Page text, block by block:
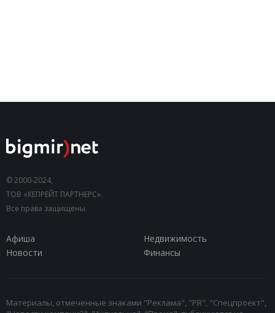
© 2000-2024,
ТОВ «КЕПРЕЙТ ПАРТНЕРС».
Все права защищены.
Афиша
Недвижимость
Новости
Финансы
Материалы, отмеченные знаками "Реклама", "PR", "Спецпроект",